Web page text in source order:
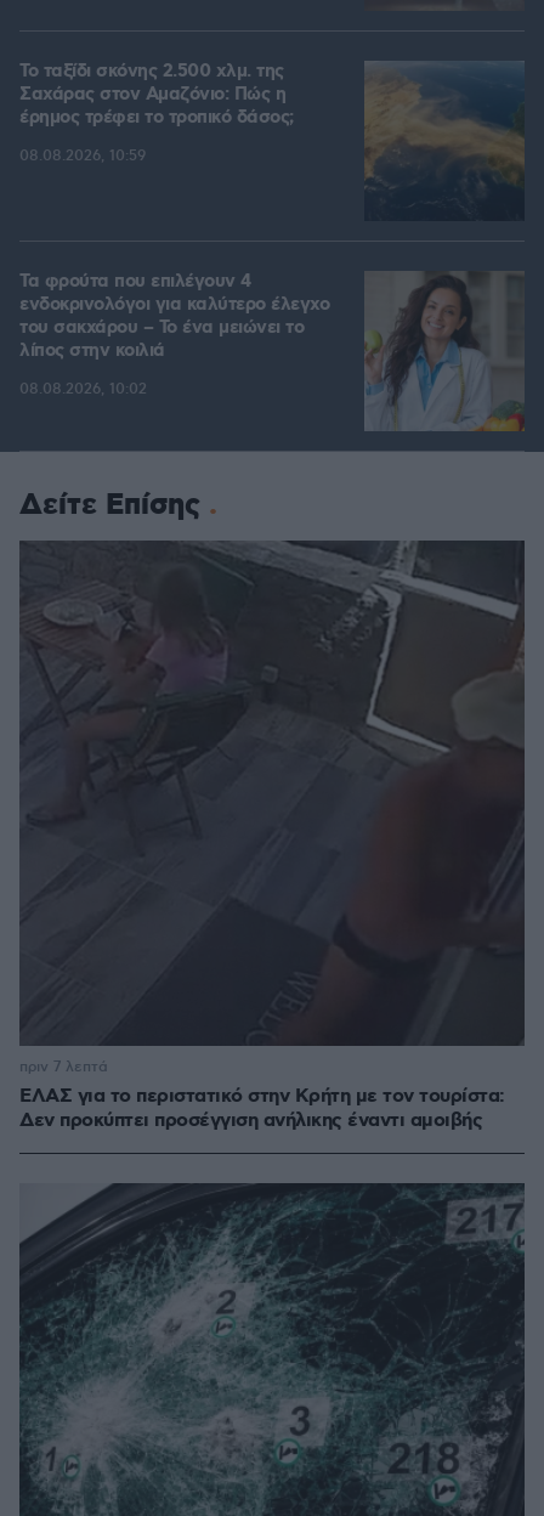
Το ταξίδι σκόνης 2.500 χλμ. της
Σαχάρας στον Αμαζόνιο: Πώς η
έρημος τρέφει το τροπικό δάσος;
08.08.2026, 10:59
Τα φρούτα που επιλέγουν 4
ενδοκρινολόγοι για καλύτερο έλεγχο
του σακχάρου – Το ένα μειώνει το
λίπος στην κοιλιά
08.08.2026, 10:02
Δείτε Επίσης
ΕΛΑΣ για το περιστατικό στην Κρήτη με τον τουρίστα:
Δεν προκύπτει προσέγγιση ανήλικης έναντι αμοιβής
πριν 7 λεπτά